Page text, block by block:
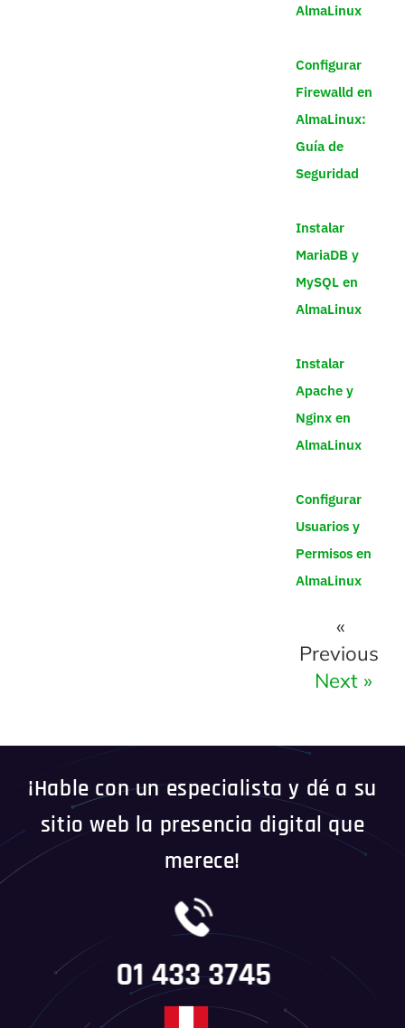
AlmaLinux
Configurar
Firewalld en
AlmaLinux:
Guía de
Seguridad
Instalar
MariaDB y
MySQL en
AlmaLinux
Instalar
Apache y
Nginx en
AlmaLinux
Configurar
Usuarios y
Permisos en
AlmaLinux
«
Previous
Next »
¡Hable con un especialista y dé a su
sitio web la presencia digital que
merece!
01 433 3745